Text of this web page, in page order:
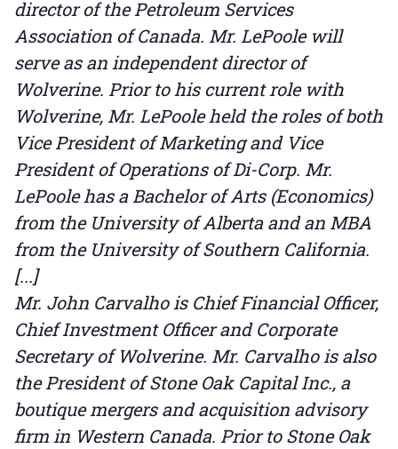
director of the Petroleum Services
Association of Canada. Mr. LePoole will
serve as an independent director of
Wolverine. Prior to his current role with
Wolverine, Mr. LePoole held the roles of both
Vice President of Marketing and Vice
President of Operations of Di-Corp. Mr.
LePoole has a Bachelor of Arts (Economics)
from the University of Alberta and an MBA
from the University of Southern California.
[...]
Mr. John Carvalho is Chief Financial Officer,
Chief Investment Officer and Corporate
Secretary of Wolverine. Mr. Carvalho is also
the President of Stone Oak Capital Inc., a
boutique mergers and acquisition advisory
firm in Western Canada. Prior to Stone Oak